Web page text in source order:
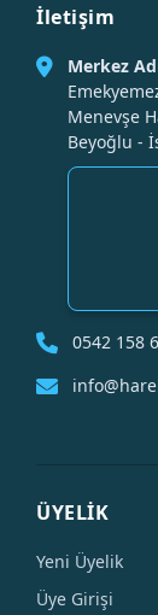
İletişim
Merkez
Menevşe
Beyoğlu -
0542 158
ÜYELİK
Yeni Üyelik
Üye Girişi